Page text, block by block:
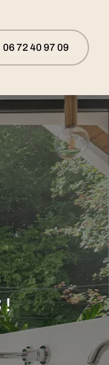
06 72 40 97 09
!